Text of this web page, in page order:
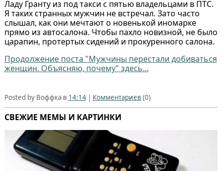
Ладу Гранту из под такси с пятью владельцами в ПТС.
Я таких странных мужчин не встречал. Зато часто
слышал, как они мечтают о новенькой иномарке
прямо из автосалона. Чтобы пахло новизной, не было
царапин, протертых сидений и прокуренного салона.
Продолжение поста "Мужчины перестали добиваться
женщин. Объясняю, почему" здесь...
Posted by Воффка в 14:14| Комментариев (0)
СВЕЖИЕ МЕМЫ И КАРТИНКИ